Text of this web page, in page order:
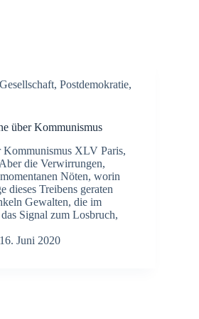
Gesellschaft, Postdemokratie,
über Kommunismus
XLV Paris,
die Verwirrungen,
Nöten, worin
dieses Treibens geraten
Gewalten, die im
Signal zum Losbruch,
16. Juni 2020